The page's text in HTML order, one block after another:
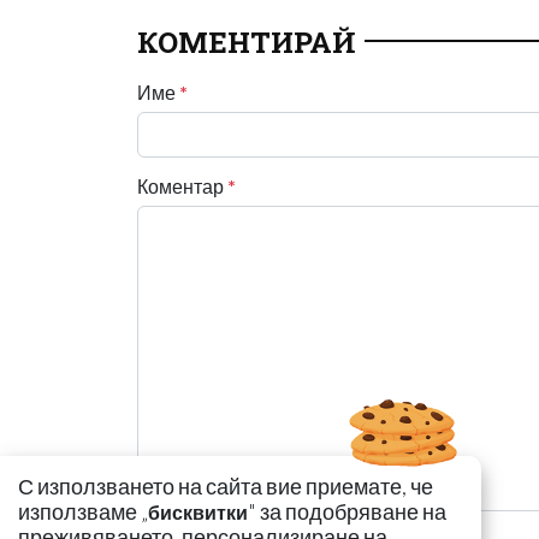
КОМЕНТИРАЙ
Име *
Коментар *
С използването на сайта вие приемате, че
използваме „бисквитки" за подобряване на